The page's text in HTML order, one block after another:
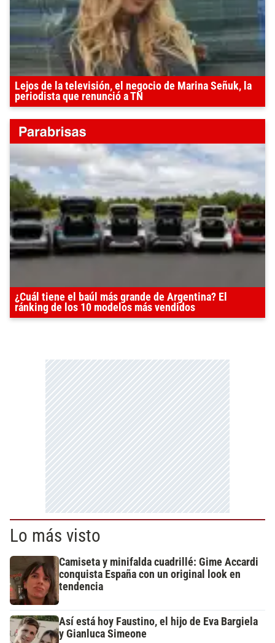
Lejos de la televisión, el negocio de Marina Señuk, la
periodista que renunció a TN
¿Cuál tiene el baúl más grande de Argentina? El
ránking de los 10 modelos más vendidos
Lo más visto
Camiseta y minifalda cuadrillé: Gime Accardi
conquista España con un original look en
tendencia
Así está hoy Faustino, el hijo de Eva Bargiela
y Gianluca Simeone